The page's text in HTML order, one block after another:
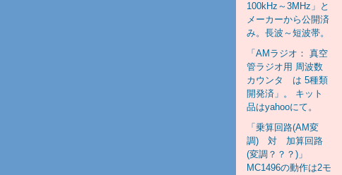
100kHz～3MHz」と
メーカーから公開済
み。長波～短波帯。
「AMラジオ： 真空
管ラジオ用 周波数
カウンタ は 5種類
開発済」。 キット
品はyahooにて。
「乗算回路(AM変
調) 対 加算回路
(変調？？？)」
MC1496の動作は2モ